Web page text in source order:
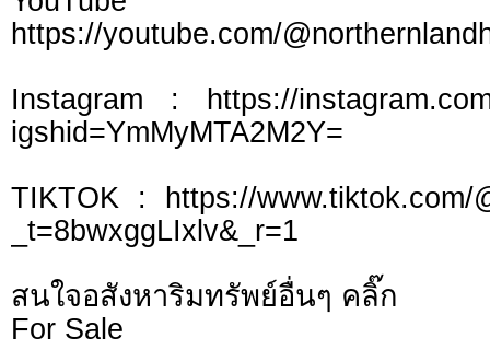
https://youtube.com/
Instagram : https://
igshid=YmMyMTA2M2Y=
TIKTOK : https://www.tiktok.com/
_t=8bwxggLIxlv&_r=1
สนใจอสังหาริมทรัพย์อื่นๆ คลิ๊ก
For Sale